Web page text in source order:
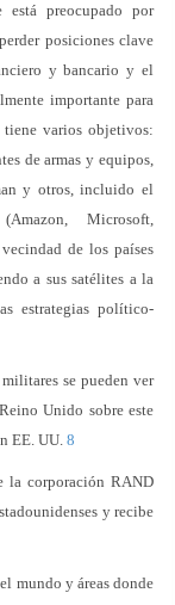
está preocupado por
posiciones clave
y bancario y el
importante para
tiene varios objetivos:
de armas y equipos,
y otros, incluido el
Microsoft,
de los países
a sus satélites a la
estrategias político-
se pueden ver
Unido sobre este
EE. UU. 8
la corporación RAND
y recibe
mundo y áreas donde